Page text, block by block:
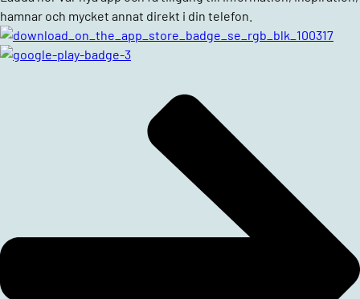
hamnar och mycket annat direkt i din telefon.